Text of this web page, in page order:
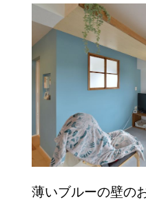
薄いブルーの壁の